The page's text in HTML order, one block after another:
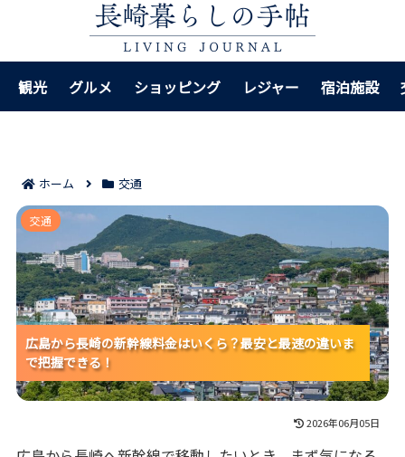
観光 グルメ ショッピング レジャー 宿泊施設
ホーム 交通
広島から長崎の新幹線料金はいくら？最安と最速の違
いまで把握できる！
広島から長崎の新幹線料金はいくら？最安と最速の違いま
で把握できる！
広島から長崎の新幹線料金はいくら？最安と最速の違いま
で把握できる！
広島から長崎の新幹線料金はいくら？最安と最速の違いま
で把握できる！
交通
2026年06月05日